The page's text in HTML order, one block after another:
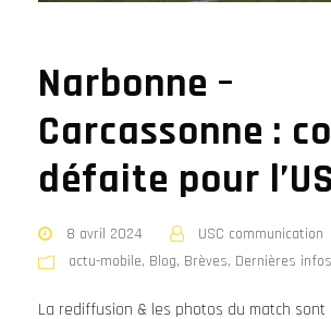
Narbonne –
Carcassonne :
défaite pour
8 avril 2024
USC communication
actu-mobile, Blog, Brèves, Dernières infos
La rediffusion & les photos du match sont